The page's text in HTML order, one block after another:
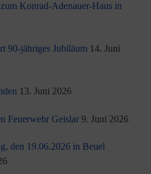
Konrad-Adenauer-Haus in
90-jähriges Jubiläum 14. Juni
13. Juni 2026
Feuerwehr Geislar 9. Juni 2026
den 19.06.2026 in Beuel